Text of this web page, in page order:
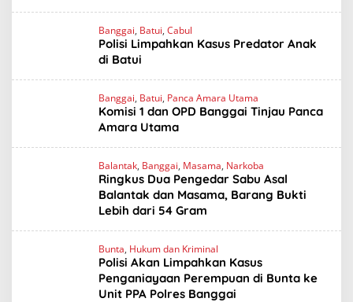
Banggai, Batui, Cabul
Polisi Limpahkan Kasus Predator Anak
di Batui
Banggai, Batui, Panca Amara Utama
Komisi 1 dan OPD Banggai Tinjau Panca
Amara Utama
Balantak, Banggai, Masama, Narkoba
Ringkus Dua Pengedar Sabu Asal
Balantak dan Masama, Barang Bukti
Lebih dari 54 Gram
Bunta, Hukum dan Kriminal
Polisi Akan Limpahkan Kasus
Penganiayaan Perempuan di Bunta ke
Unit PPA Polres Banggai